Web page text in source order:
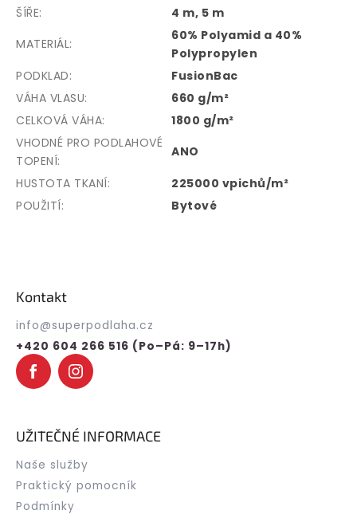
ŠÍŘE:
4 m, 5 m
MATERIÁL:
60% Polyamid a 40%
Polypropylen
PODKLAD:
FusionBac
VÁHA VLASU:
660 g/m²
CELKOVÁ VÁHA:
1800 g/m²
VHODNÉ PRO PODLAHOVÉ
TOPENÍ:
ANO
HUSTOTA TKANÍ:
225000 vpichů/m²
POUŽITÍ: Bytové
Kontakt
info@superpodlaha.cz
+420 604 266 516 (Po–Pá: 9–17h)
UŽITEČNÉ INFORMACE
Naše služby
Praktický pomocník
Podmínky